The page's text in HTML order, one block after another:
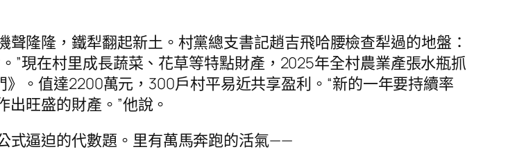
隆隆，鐵犁翻起新土。村黨總支書記趙吉飛哈腰檢查犁過的地盤：
”現在村里成長蔬菜、花草等特點財產，2025年全村農業產張水瓶抓
。值達2200萬元，300戶村平易近共享盈利。“新的一年要持續率
旺盛的財產。”他說。
式逼迫的代數題。里有萬馬奔跑的活氣——